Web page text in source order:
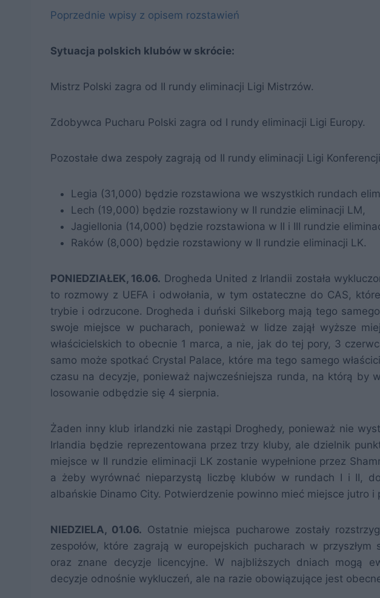
Poprzednie wpisy z opisem rozstawień
Sytuacja polskich klubów w skrócie:
Mistrz Polski zagra od II rundy eliminacji Ligi Mistrzów.
Zdobywca Pucharu Polski zagra od I rundy eliminacji Ligi Europy.
Pozostałe dwa zespoły zagrają od II rundy eliminacji Ligi
Legia (31,000) będzie rozstawiona we wszystkich rundach
Lech (19,000) będzie rozstawiony w II rundzie eliminacji LM,
Jagiellonia (14,000) będzie rozstawiona w II i III rundzie
Raków (8,000) będzie rozstawiony w II rundzie eliminacji LK.
PONIEDZIAŁEK, 16.06. Drogheda United z Irlandii została
to rozmowy z UEFA i odwołania, w tym ostateczne do CAS,
trybie i odrzucone. Drogheda i duński Silkeborg mają tego
swoje miejsce w pucharach, ponieważ w lidze zajął wyższe
właścicielskich to obecnie 1 marca, a nie, jak do tej pory, 3
samo może spotkać Crystal Palace, które ma tego samego
czasu na decyzje, ponieważ najwcześniejsza runda, na którą by
losowanie odbędzie się 4 sierpnia.
Żaden inny klub irlandzki nie zastąpi Droghedy, ponieważ nie
Irlandia będzie reprezentowana przez trzy kluby, ale dzielnik
miejsce w II rundzie eliminacji LK zostanie wypełnione przez
a żeby wyrównać nieparzystą liczbę klubów w rundach I i II,
albańskie Dinamo City. Potwierdzenie powinno mieć miejsce jutro
NIEDZIELA, 01.06. Ostatnie miejsca pucharowe zostały
zespołów, które zagrają w europejskich pucharach w
oraz znane decyzje licencyjne. W najbliższych dniach mogą
decyzje odnośnie wykluczeń, ale na razie obowiązujące jest